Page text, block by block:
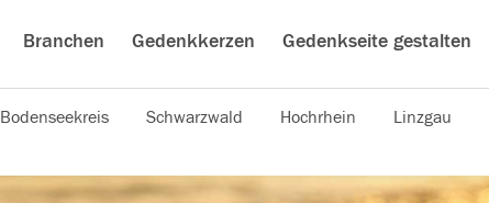
Branchen Gedenkkerzen Gedenkseite gestalten
Bodenseekreis Schwarzwald Hochrhein Linzgau